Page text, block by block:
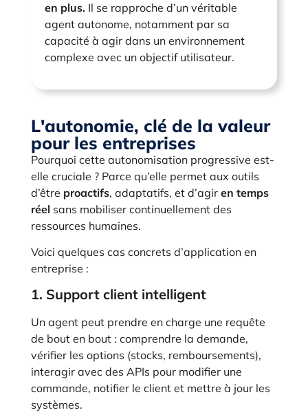
en plus. Il se rapproche d’un véritable
agent autonome, notamment par sa
capacité à agir dans un environnement
complexe avec un objectif utilisateur.
L'autonomie, clé de la valeur
pour les entreprises
Pourquoi cette autonomisation progressive est-
elle cruciale ? Parce qu’elle permet aux outils
d’être proactifs, adaptatifs, et d’agir en temps
réel sans mobiliser continuellement des
ressources humaines.
Voici quelques cas concrets d’application en
entreprise :
1. Support client intelligent
Un agent peut prendre en charge une requête
de bout en bout : comprendre la demande,
vérifier les options (stocks, remboursements),
interagir avec des APIs pour modifier une
commande, notifier le client et mettre à jour les
systèmes.